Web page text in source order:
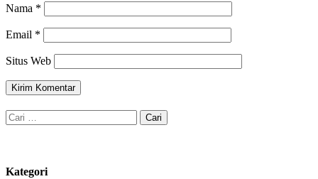
Nama *
Email *
Situs Web
Cari
untuk:
Kategori